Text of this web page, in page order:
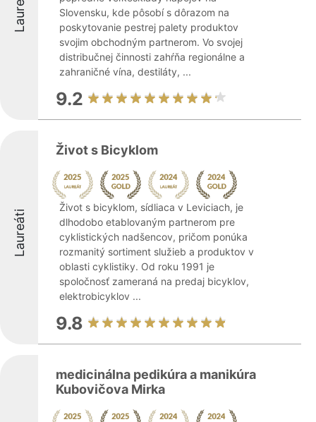
Slovensku, kde pôsobí s dôrazom na
poskytovanie pestrej palety produktov
svojim obchodným partnerom. Vo svojej
distribučnej činnosti zahŕňa regionálne a
zahraničné vína, destiláty, ...
9.2
Laureáti
Život s Bicyklom
Život s bicyklom, sídliaca v Leviciach, je
dlhodobo etablovaným partnerom pre
cyklistických nadšencov, pričom ponúka
rozmanitý sortiment služieb a produktov v
oblasti cyklistiky. Od roku 1991 je
spoločnosť zameraná na predaj bicyklov,
elektrobicyklov ...
9.8
medicinálna pedikúra a manikúra
Kubovičova Mirka